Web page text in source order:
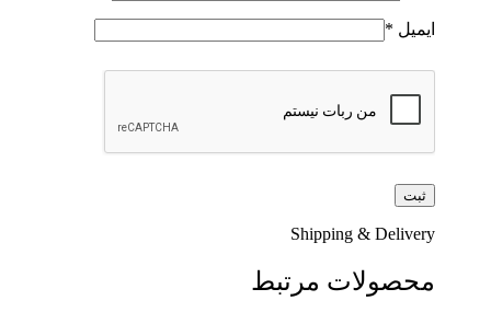
ایمیل *
Shipping & Delivery
محصولات مرتبط